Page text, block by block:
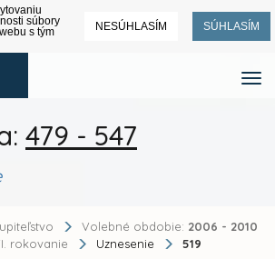
súbory
s tým
NESÚHLASÍM SÚHLASÍM
479 - 547
Volebné obdobie: 2006 - 2010
rokovanie Uznesenie 519